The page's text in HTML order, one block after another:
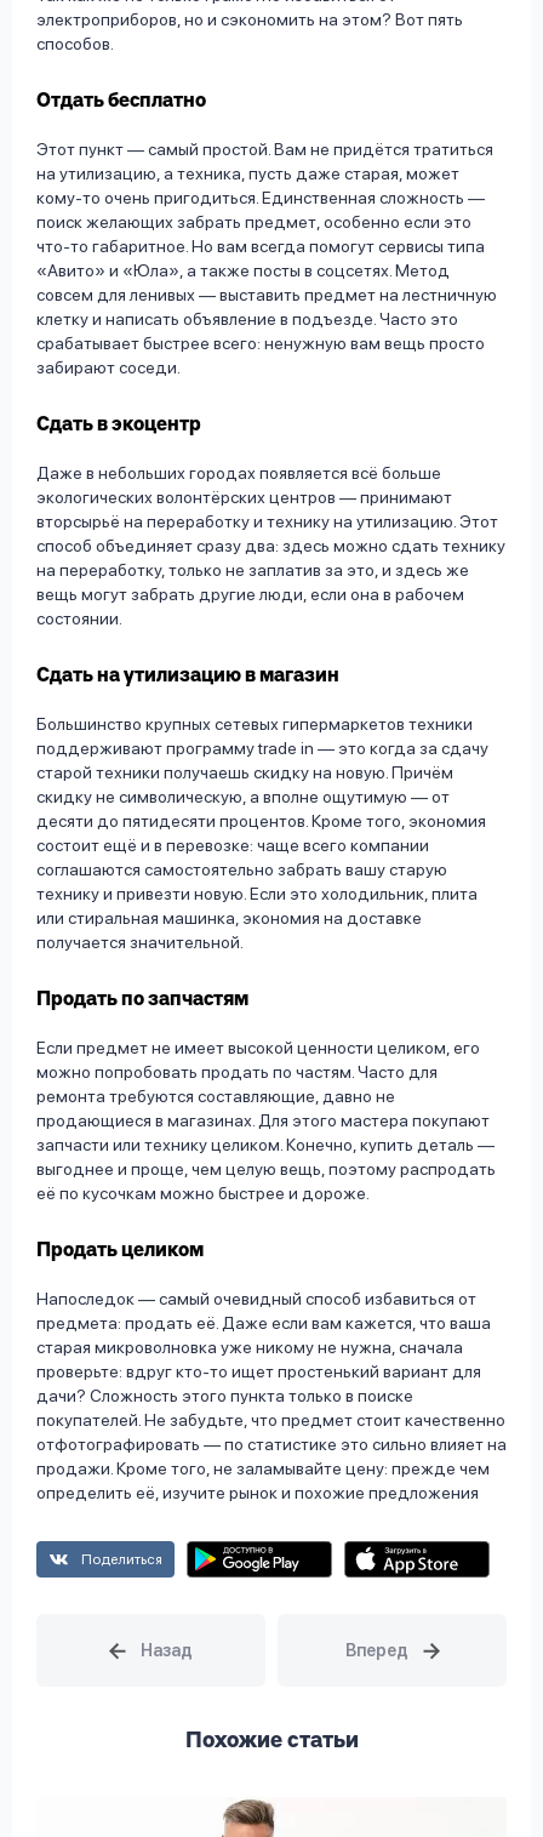
электроприборов, но и сэкономить на этом? Вот пять
способов.
Отдать бесплатно
Этот пункт — самый простой. Вам не придётся тратиться
на утилизацию, а техника, пусть даже старая, может
кому-то очень пригодиться. Единственная сложность —
поиск желающих забрать предмет, особенно если это
что-то габаритное. Но вам всегда помогут сервисы типа
«Авито» и «Юла», а также посты в соцсетях. Метод
совсем для ленивых — выставить предмет на лестничную
клетку и написать объявление в подъезде. Часто это
срабатывает быстрее всего: ненужную вам вещь просто
забирают соседи.
Сдать в экоцентр
Даже в небольших городах появляется всё больше
экологических волонтёрских центров — принимают
вторсырьё на переработку и технику на утилизацию. Этот
способ объединяет сразу два: здесь можно сдать технику
на переработку, только не заплатив за это, и здесь же
вещь могут забрать другие люди, если она в рабочем
состоянии.
Сдать на утилизацию в магазин
Большинство крупных сетевых гипермаркетов техники
поддерживают программу trade in — это когда за сдачу
старой техники получаешь скидку на новую. Причём
скидку не символическую, а вполне ощутимую — от
десяти до пятидесяти процентов. Кроме того, экономия
состоит ещё и в перевозке: чаще всего компании
соглашаются самостоятельно забрать вашу старую
технику и привезти новую. Если это холодильник, плита
или стиральная машинка, экономия на доставке
получается значительной.
Продать по запчастям
Если предмет не имеет высокой ценности целиком, его
можно попробовать продать по частям. Часто для
ремонта требуются составляющие, давно не
продающиеся в магазинах. Для этого мастера покупают
запчасти или технику целиком. Конечно, купить деталь —
выгоднее и проще, чем целую вещь, поэтому распродать
её по кусочкам можно быстрее и дороже.
Продать целиком
Напоследок — самый очевидный способ избавиться от
предмета: продать её. Даже если вам кажется, что ваша
старая микроволновка уже никому не нужна, сначала
проверьте: вдруг кто-то ищет простенький вариант для
дачи? Сложность этого пункта только в поиске
покупателей. Не забудьте, что предмет стоит качественно
отфотографировать — по статистике это сильно влияет на
продажи. Кроме того, не заламывайте цену: прежде чем
определить её, изучите рынок и похожие предложения
Поделиться
Похожие статьи